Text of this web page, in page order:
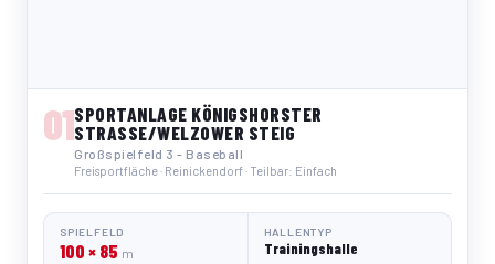
01SPORTANLAGE KÖNIGSHORSTER
STRASSE/WELZOWER STEIG
Großspielfeld 3 - Baseball
Freisportfläche · Reinickendorf · Teilbar: Einfach
SPIELFELD
100 × 85 m
HALLENTYP
Trainingshalle